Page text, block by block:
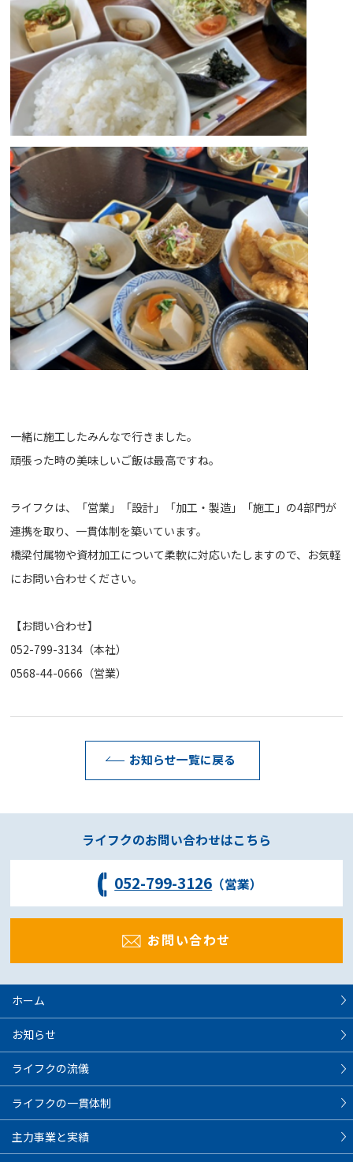
一緒に施工したみんなで行きました。
頑張った時の美味しいご飯は最高ですね。
ライフクは、「営業」「設計」「加工・製造」「施工」の4部門が
連携を取り、一貫体制を築いています。
橋梁付属物や資材加工について柔軟に対応いたしますので、お気軽
にお問い合わせください。
【お問い合わせ】
052-799-3134（本社）
0568-44-0666（営業）
お知らせ一覧に戻る
ライフクのお問い合わせはこちら
052-799-3126 （営業）
お問い合わせ
ホーム
お知らせ
ライフクの流儀
ライフクの一貫体制
主力事業と実績